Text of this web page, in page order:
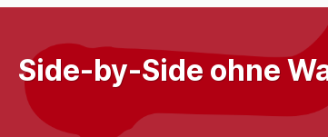
Side-by-Side ohne